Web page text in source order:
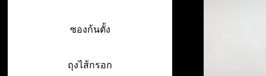
ซองก้นตั้ง
ถุงไส้กรอก